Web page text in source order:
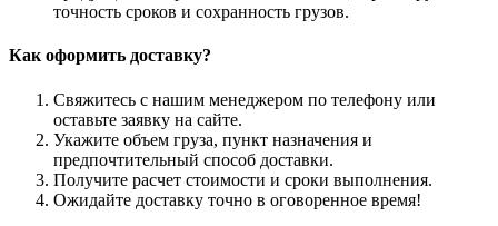
точность сроков и сохранность грузов.
Как оформить доставку?
Свяжитесь с нашим менеджером по телефону или
оставьте заявку на сайте.
Укажите объем груза, пункт назначения и
предпочтительный способ доставки.
Получите расчет стоимости и сроки выполнения.
Ожидайте доставку точно в оговоренное время!